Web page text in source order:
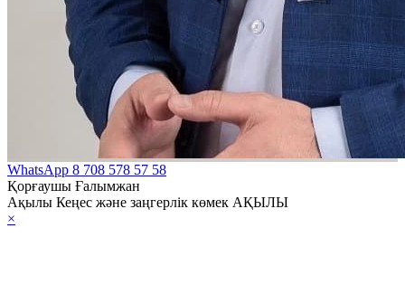
WhatsApp 8 708 578 57 58
Қорғаушы Ғалымжан
Ақылы Кеңес және заңгерлік көмек АҚЫЛЫ
×